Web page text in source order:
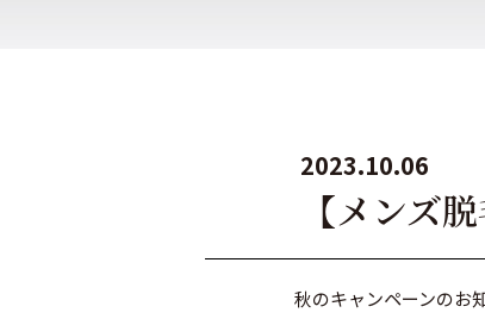
2023.10.06
【メンズ
秋のキャンペーンの